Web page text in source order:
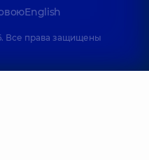
English
Все права защищены